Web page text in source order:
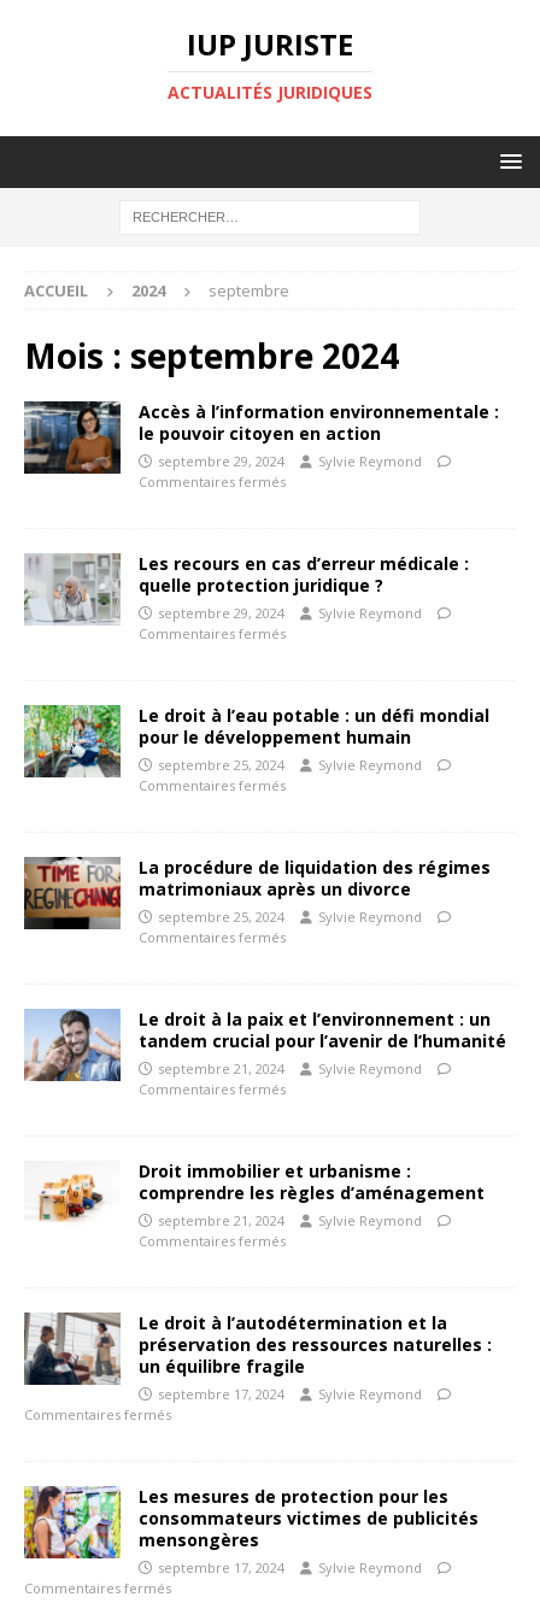
IUP JURISTE
ACTUALITÉS JURIDIQUES
ACCUEIL 2024 septembre
Mois : septembre 2024
Accès à l’information environnementale :
le pouvoir citoyen en action
septembre 29, 2024
Sylvie Reymond
Commentaires fermés
Les recours en cas d’erreur médicale :
quelle protection juridique ?
septembre 29, 2024
Sylvie Reymond
Commentaires fermés
Le droit à l’eau potable : un défi mondial
pour le développement humain
septembre 25, 2024
Sylvie Reymond
Commentaires fermés
La procédure de liquidation des régimes
matrimoniaux après un divorce
septembre 25, 2024
Sylvie Reymond
Commentaires fermés
Le droit à la paix et l’environnement : un
tandem crucial pour l’avenir de l’humanité
septembre 21, 2024
Sylvie Reymond
Commentaires fermés
Droit immobilier et urbanisme :
comprendre les règles d’aménagement
septembre 21, 2024
Sylvie Reymond
Commentaires fermés
Le droit à l’autodétermination et la
préservation des ressources naturelles :
un équilibre fragile
septembre 17, 2024
Sylvie Reymond
Commentaires fermés
Les mesures de protection pour les
consommateurs victimes de publicités
mensongères
septembre 17, 2024
Sylvie Reymond
Commentaires fermés